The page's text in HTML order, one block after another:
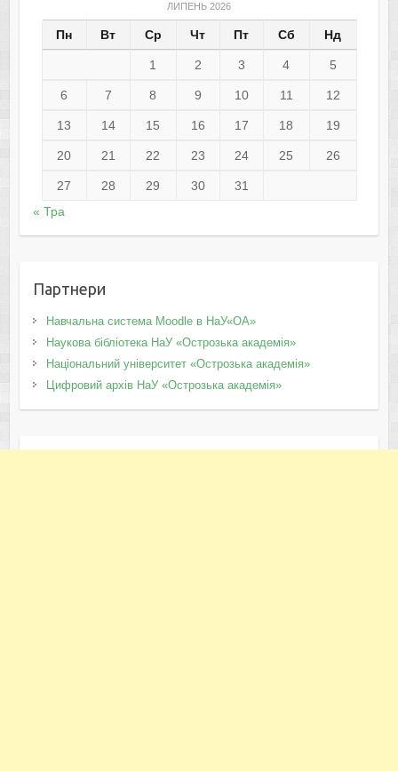
ЛИПЕНЬ 2026
Пн Вт Ср Чт Пт Сб Нд
1 2 3 4 5
6 7 8 9 10 11 12
13 14 15 16 17 18 19
20 21 22 23 24 25 26
27 28 29 30
31
« Тра
Партнери
Навчальна система Moodle в НаУ«ОА»
Наукова бібліотека НаУ «Острозька академія»
Національний університет «Острозька академія»
Цифровий архів НаУ «Острозька академія»